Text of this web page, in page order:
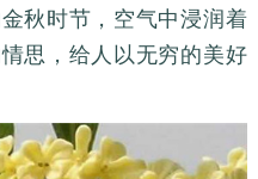
秋时节，空气中浸润着
思，给人以无穷的美好